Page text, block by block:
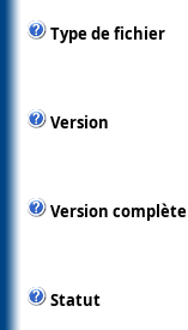
Type de fichier
Version
Version complète
Statut